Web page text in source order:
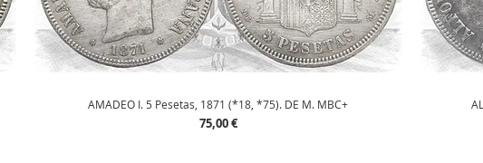
Vista rápida
AMADEO I. 5 Pesetas, 1871 (*18, *75). DE M. MBC+
Precio
75,00 €